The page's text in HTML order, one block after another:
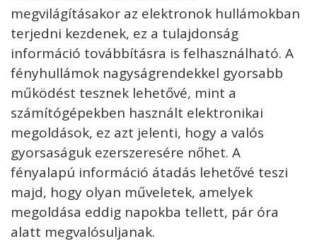
megvilágításakor az elektronok hullámokban
terjedni kezdenek, ez a tulajdonság
információ továbbításra is felhasználható. A
fényhullámok nagyságrendekkel gyorsabb
működést tesznek lehetővé, mint a
számítógépekben használt elektronikai
megoldások, ez azt jelenti, hogy a valós
gyorsaságuk ezerszeresére nőhet. A
fényalapú információ átadás lehetővé teszi
majd, hogy olyan műveletek, amelyek
megoldása eddig napokba tellett, pár óra
alatt megvalósuljanak.